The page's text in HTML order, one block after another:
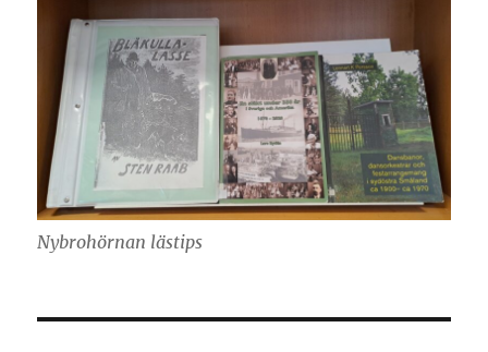
Nybrohörnan lästips